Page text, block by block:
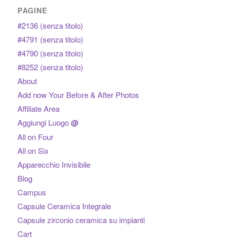
PAGINE
#2136 (senza titolo)
#4791 (senza titolo)
#4790 (senza titolo)
#8252 (senza titolo)
About
Add now Your Before & After Photos
Affiliate Area
Aggiungi Luogo@
All on Four
All on Six
Apparecchio Invisibile
Blog
Campus
Capsule Ceramica Integrale
Capsule zirconio ceramica su impianti
Cart